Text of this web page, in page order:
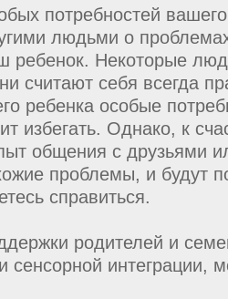
потребностей
людьми о
ребенок. Некоторые
считают себя всегда
ребенка особые
избегать. Однако, к
общения с друзьями
проблемы, и будут
справиться.
родителей и
сенсорной интеграции,